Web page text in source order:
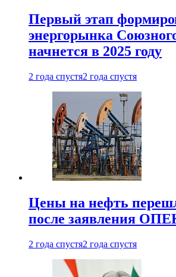
Первый этап
энергорынка
начнется в 2025 году
2 года спустя2 года спустя
Цены на нефть
после заявления
2 года спустя2 года спустя